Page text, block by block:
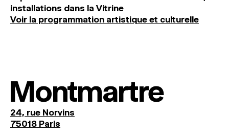
installations dans la Vitrine
Voir la programmation artistique et culturelle
Montmartre
24, rue Norvins
75018 Paris